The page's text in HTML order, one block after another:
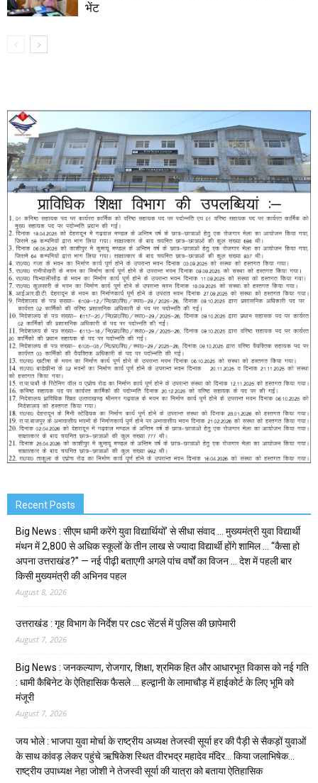
भेंट
Recent Posts
Big News : सीएम धामी करेंगे युवा विद्यार्थियों’ से सीधा संवाद … मुख्यमंत्री युवा विद्यार्थी
मंथन में 2,800 से अधिक स्कूलों के तीन लाख से ज्यादा विद्यार्थी होंगे शामिल … “कैसा हो
अपना उत्तराखंड?” — नई पीढ़ी बताएगी अगले पांच वर्षों का विजन … देश में पहली बार
किसी मुख्यमंत्री की अभिनव पहल
August 8, 2026
उत्तराखंड : गृह विभाग के निर्देश पर csc सेंटर्स में पुलिस की छापेमारी
August 7, 2026
Big News : जनकल्याण, रोजगार, शिक्षा, श्रमिक हित और आधारभूत विकास को नई गति
: धामी कैबिनेट के ऐतिहासिक फैसले … हल्द्वानी के लामाचौड़ में हाईकोर्ट के लिए भूमि को
मंजूरी
August 7, 2026
जय भोले : भाजपा युवा मोर्चा के राष्ट्रीय अध्यक्ष तेजस्वी सूर्या हर की पैड़ी से सैकड़ों युवाओं
के साथ कांवड़ लेकर पहुंचे ऋषिकेश स्थित वीरभद्र महादेव मंदिर… किया जलाभिषेक…
राष्ट्रीय उपाध्यक्ष नेहा जोशी ने तेजस्वी सूर्या की यात्रा को बताया ऐतिहासिक